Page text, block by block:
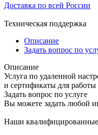
Доставка по всей России
Техническая поддержка
Описание
Задать вопрос по
Описание
Услуга по удаленной
и сертификаты для
Задать вопрос по услуге
Вы можете задать любой
Наши квалифицированные